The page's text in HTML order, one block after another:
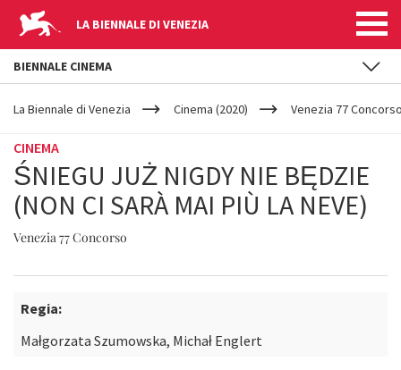
LA BIENNALE DI VENEZIA
YOUR
ARE
La Biennale di Venezia Cinema (2020) Venezia 77
CINEMA
ŚNIEGU JUŻ NIGDY NIE BĘDZIE
(NON CI SARÀ MAI PIÙ LA NEVE)
Venezia 77 Concorso
Regia:
Małgorzata Szumowska, Michał Englert
BIENNALE CINEMA